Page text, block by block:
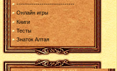
------------------------------
Онлайн игры
Книги
Тесты
Знаток Алтая